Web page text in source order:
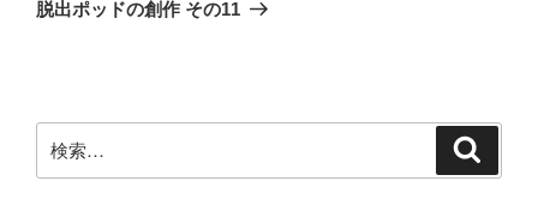
ン
脱出ポッドの創作 その11
索: